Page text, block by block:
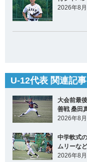
2026年8月
U-12代表 関連記事
大会前最
善戦 桑田
2026年8月
中学軟式
ムリーな
2026年8月